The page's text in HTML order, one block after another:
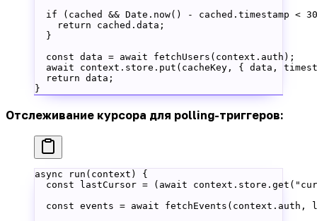
  if
(cached && Date. now() - cached.timestamp <
    return
cached.data;
  }
  const
data = await fetchUsers (context.auth);
  await
context.store. put (cacheKey, { data,
  return
data;
}
Отслеживание курсора для polling-триггеров:
async run (context) {
  const
lastCursor = ( await context.store. get (
  const
events = await fetchEvents (context.auth,